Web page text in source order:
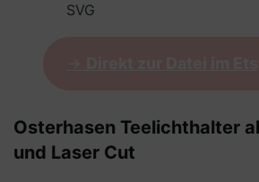
SVG
Osterhasen Teelichthalter
und Laser Cut